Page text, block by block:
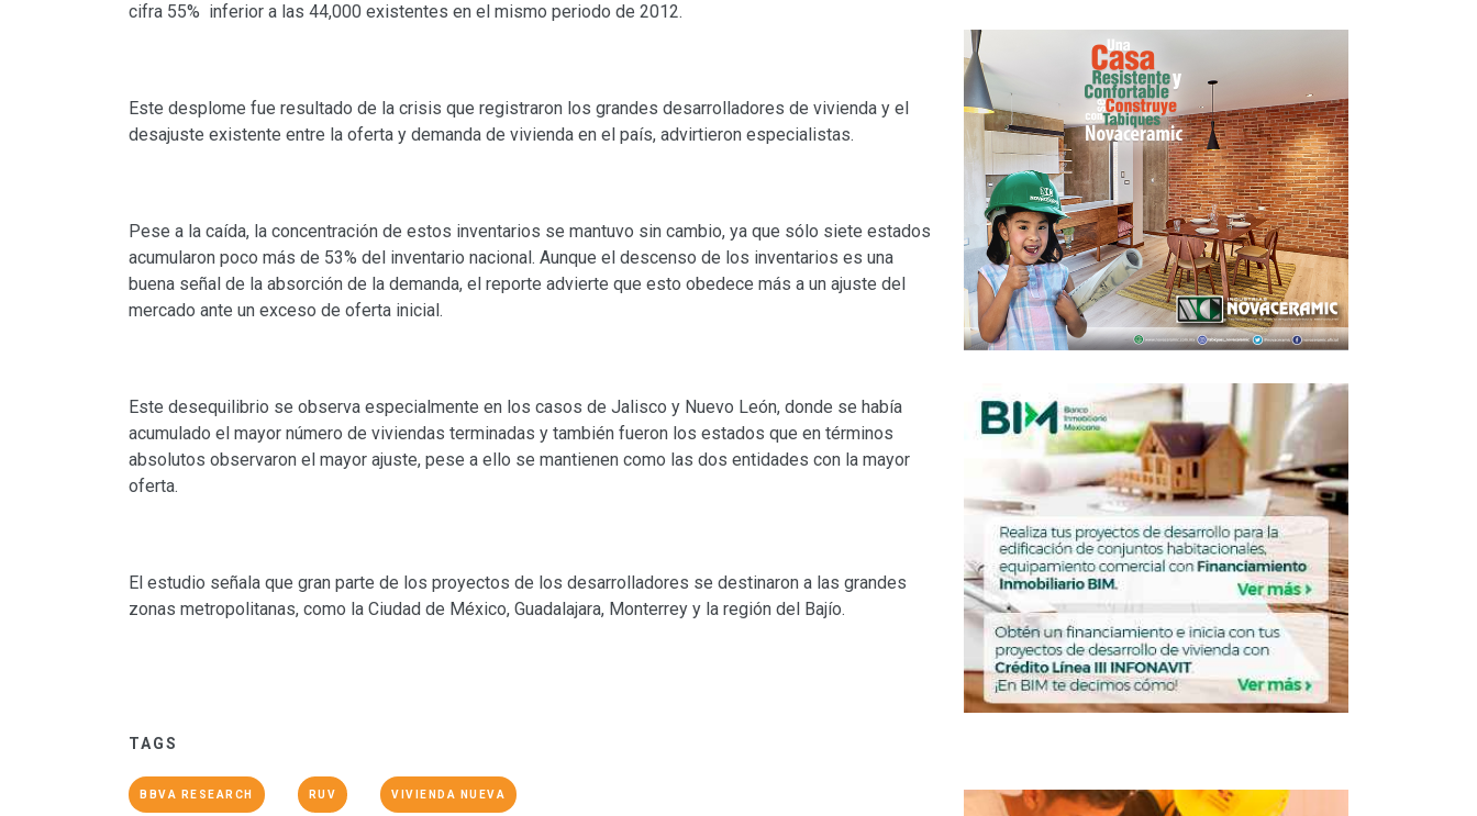
cifra 55% inferior a las 44,000 existentes en el mismo periodo de 2012.
Este desplome fue resultado de la crisis que registraron los grandes desarrolladores de vivienda y el
desajuste existente entre la oferta y demanda de vivienda en el país, advirtieron especialistas.
Pese a la caída, la concentración de estos inventarios se mantuvo sin cambio, ya que sólo siete estados
acumularon poco más de 53% del inventario nacional. Aunque el descenso de los inventarios es una
buena señal de la absorción de la demanda, el reporte advierte que esto obedece más a un ajuste del
mercado ante un exceso de oferta inicial.
Este desequilibrio se observa especialmente en los casos de Jalisco y Nuevo León, donde se había
acumulado el mayor número de viviendas terminadas y también fueron los estados que en términos
absolutos observaron el mayor ajuste, pese a ello se mantienen como las dos entidades con la mayor
oferta.
El estudio señala que gran parte de los proyectos de los desarrolladores se destinaron a las grandes
zonas metropolitanas, como la Ciudad de México, Guadalajara, Monterrey y la región del Bajío.
TAGS
BBVA RESEARCH RUV VIVIENDA NUEVA